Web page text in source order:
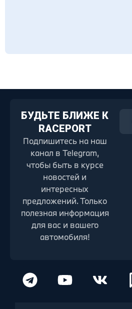
БУДЬТЕ БЛИЖЕ К
RACEPORT
Подпишитесь на наш
канал в Telegram,
чтобы быть в курсе
новостей и
интересных
предложений. Только
полезная информация
для вас и вашего
автомобиля!